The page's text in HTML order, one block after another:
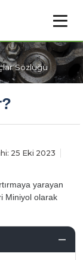
Sözlüğü
25 Eki 2023
yarayan
Miniyol olarak